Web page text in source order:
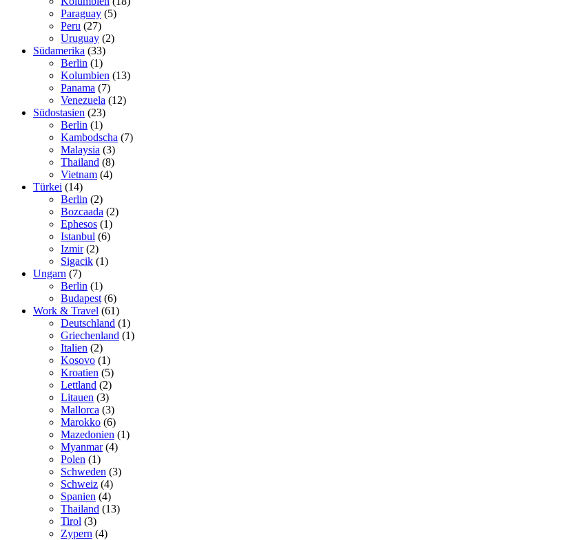
Paraguay (5)
Peru (27)
Uruguay (2)
Südamerika (33)
Berlin (1)
Kolumbien (13)
Panama (7)
Venezuela (12)
Südostasien (23)
Berlin (1)
Kambodscha (7)
Malaysia (3)
Thailand (8)
Vietnam (4)
Türkei (14)
Berlin (2)
Bozcaada (2)
Ephesos (1)
Istanbul (6)
Izmir(2)
Sigacik (1)
Ungarn (7)
Berlin (1)
Budapest (6)
Work & Travel (61)
Deutschland (1)
Griechenland (1)
Italien (2)
Kosovo (1)
Kroatien (5)
Lettland (2)
Litauen (3)
Mallorca (3)
Marokko (6)
Mazedonien (1)
Myanmar(4)
Polen (1)
Schweden (3)
Schweiz (4)
Spanien (4)
Thailand (13)
Tirol (3)
Zypern (4)